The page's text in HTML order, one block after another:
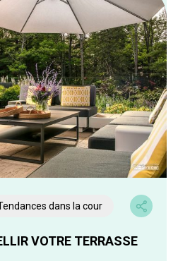
dans la cour
VOTRE TERRASSE